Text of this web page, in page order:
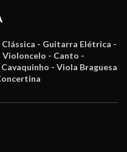
- Guitarra Elétrica -
- Canto -
- Viola Braguesa